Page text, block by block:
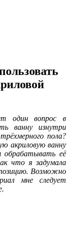
один вопрос в
ванну изнутри
пола?
акриловую ванну
обрабатывать её
что я задумала
Возможно
мне следует